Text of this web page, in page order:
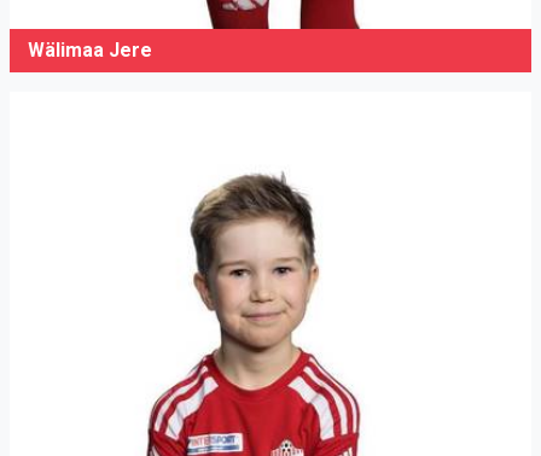
Wälimaa Jere